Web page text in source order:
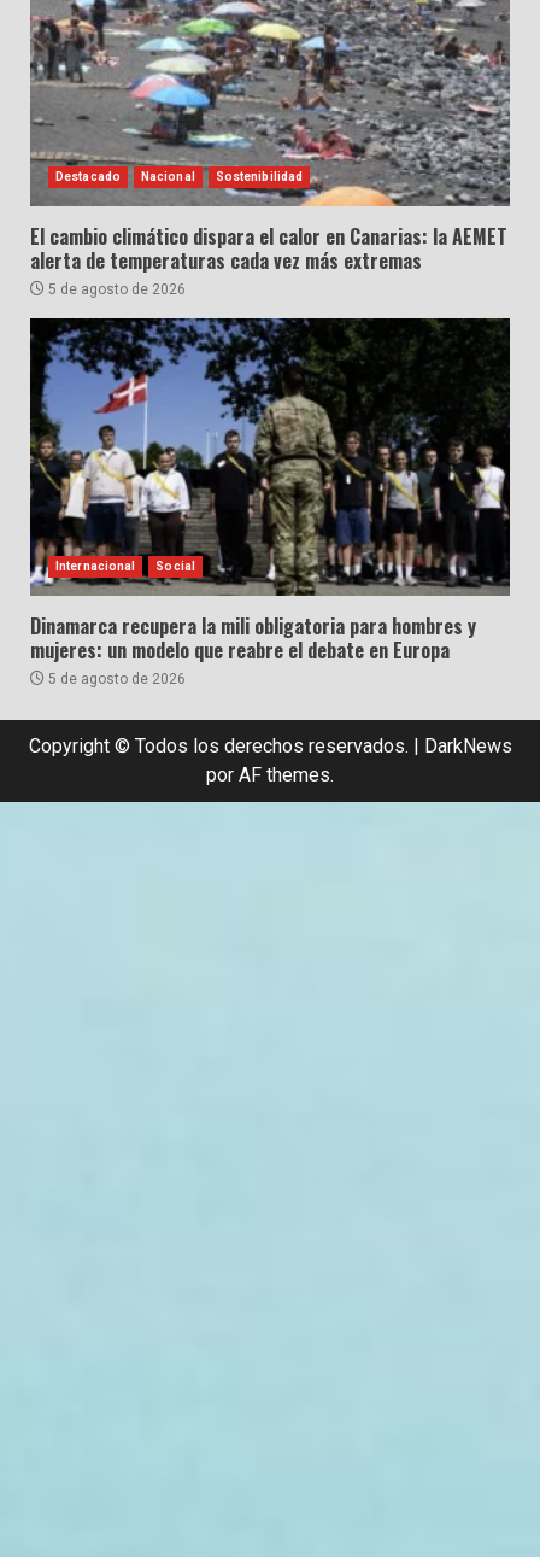
Destacado Nacional Sostenibilidad
El cambio climático dispara el calor en Canarias: la AEMET
alerta de temperaturas cada vez más extremas
5 de agosto de 2026
Internacional Social
Dinamarca recupera la mili obligatoria para hombres y
mujeres: un modelo que reabre el debate en Europa
5 de agosto de 2026
Copyright © Todos los derechos reservados. | DarkNews
por AF themes.